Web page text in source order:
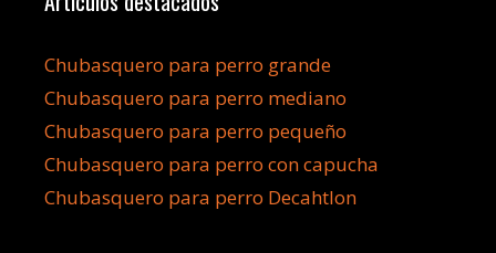
Chubasquero para perro grande
Chubasquero para perro mediano
Chubasquero para perro pequeño
Chubasquero para perro con capucha
Chubasquero para perro Decahtlon